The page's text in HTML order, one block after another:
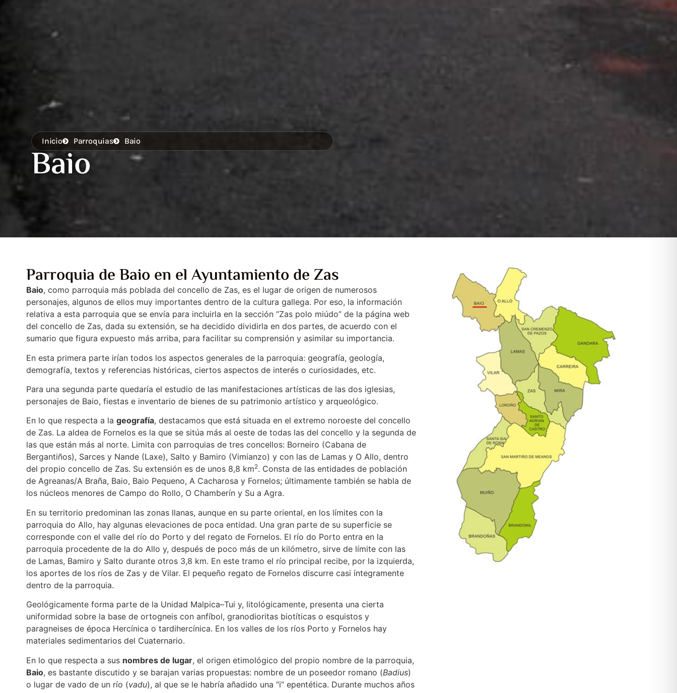
Inicio Parroquias Baio
Baio
Parroquia de Baio en el Ayuntamiento de Zas
Baio, como parroquia más poblada del concello de Zas, es el lugar de origen de numerosos
personajes, algunos de ellos muy importantes dentro de la cultura gallega. Por eso, la información
relativa a esta parroquia que se envía para incluirla en la sección “Zas polo miúdo” de la página web
del concello de Zas, dada su extensión, se ha decidido dividirla en dos partes, de acuerdo con el
sumario que figura expuesto más arriba, para facilitar su comprensión y asimilar su importancia.
En esta primera parte irían todos los aspectos generales de la parroquia: geografía, geología,
demografía, textos y referencias históricas, ciertos aspectos de interés o curiosidades, etc.
Para una segunda parte quedaría el estudio de las manifestaciones artísticas de las dos iglesias,
personajes de Baio, fiestas e inventario de bienes de su patrimonio artístico y arqueológico.
En lo que respecta a la geografía, destacamos que está situada en el extremo noroeste del concello
de Zas. La aldea de Fornelos es la que se sitúa más al oeste de todas las del concello y la segunda de
las que están más al norte. Limita con parroquias de tres concellos: Borneiro (Cabana de
Bergantiños), Sarces y Nande (Laxe), Salto y Bamiro (Vimianzo) y con las de Lamas y O Allo, dentro
del propio concello de Zas. Su extensión es de unos 8,8 km2. Consta de las entidades de población
de Agreanas/A Braña, Baio, Baio Pequeno, A Cacharosa y Fornelos; últimamente también se habla de
los núcleos menores de Campo do Rollo, O Chamberín y Su a Agra.
En su territorio predominan las zonas llanas, aunque en su parte oriental, en los límites con la
parroquia do Allo, hay algunas elevaciones de poca entidad. Una gran parte de su superficie se
corresponde con el valle del río do Porto y del regato de Fornelos. El río do Porto entra en la
parroquia procedente de la do Allo y, después de poco más de un kilómetro, sirve de límite con las
de Lamas, Bamiro y Salto durante otros 3,8 km. En este tramo el río principal recibe, por la izquierda,
los aportes de los ríos de Zas y de Vilar. El pequeño regato de Fornelos discurre casi íntegramente
dentro de la parroquia.
Geológicamente forma parte de la Unidad Malpica–Tui y, litológicamente, presenta una cierta
uniformidad sobre la base de ortogneis con anfíbol, granodioritas biotíticas o esquistos y
paragneises de época Hercínica o tardihercínica. En los valles de los ríos Porto y Fornelos hay
materiales sedimentarios del Cuaternario.
En lo que respecta a sus nombres de lugar, el origen etimológico del propio nombre de la parroquia,
Baio, es bastante discutido y se barajan varias propuestas: nombre de un poseedor romano (Badius)
o lugar de vado de un río (vadu), al que se le habría añadido una “i” epentética. Durante muchos años